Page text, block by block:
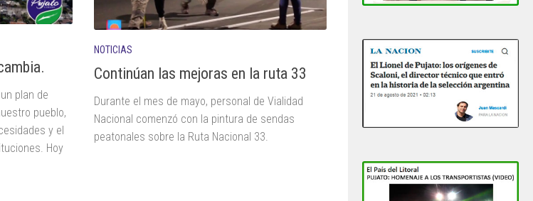
plan de
pueblo,
y el
Hoy
NOTICIAS
Continúan las mejoras en la ruta 33
Durante el mes de mayo, personal de Vialidad
Nacional comenzó con la pintura de sendas
peatonales sobre la Ruta Nacional 33.